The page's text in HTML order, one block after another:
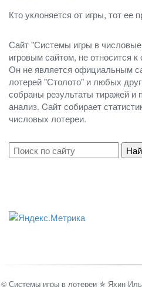
Кто уклоняется от игры, тот ее
Сайт "Системы игры в числовые
игровым сайтом, не относится к
Он не является официальным
лотерей "Столото" и любых
собраны результаты тиражей и
анализ. Cайт собирает
числовых лотереи.
© Системы игры в лотереи ✯ Яхин